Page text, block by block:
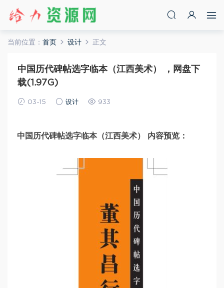
当前位置： 首页 设计 正文
中国历代碑帖选字临本（江西美术） ，网盘下
载(1.97G)
03-15 设计 933
中国历代碑帖选字临本（江西美术） 内容预览：